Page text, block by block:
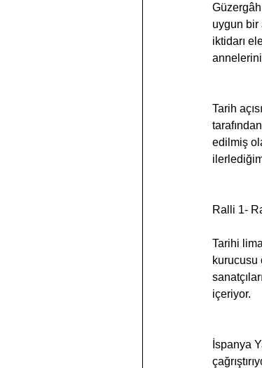
uygun bir
iktidarı
Tarih
edilmiş
Ralli 1-
Tarihi
kurucusu
içeriyor.
İspanya